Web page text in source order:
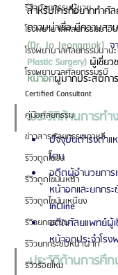
รีวิวศัลยกรรมผู้ชาย
โรงพยาบาลศัลยกรรมมาอิน
โรงพยาบาลศัลยกรรมนานะ
โรงพยาบาลศัลยกรรมรูบี
Certified Consultant
คู่มือศัลยกรรม
ข่าวสารศัลยกรรมเกาหลี
รีวิวดูดไขมัน
รีวิวดูดไขมันหน้า
รีวิวดูดไขมันเหนียง
รีวิวยกกระชับ
รีวิวยกกระชับหน้าผาก
รีวิวร้อยไหม
สำหรับใครที่อยากทำศั
ความน่าเชื่อ มีความส
(Dr. Jo Jeongmok)
Plastic Surgery) ผู้เชี่ย
หน้าอกผู้มากประสบก
ประวัติด้านการทำ
ปัจจุบันดำรงตำแ
โตน
อดีตผู้อำนวยกา
หน้าอกและยกกร
InCline
อดีตศัลยแพทย์ผู้
หน้าอกประจำโร
ประวัติด้านการศึ